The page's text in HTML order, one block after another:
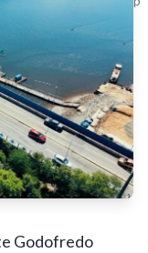
Godofredo